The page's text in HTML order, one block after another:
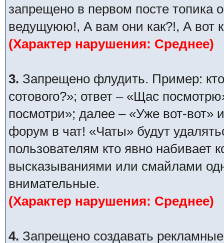
запрещено в первом посте топика
ведущуюю!, А вам они как?!, А вот
(Характер нарушения: Среднее)
3. Запрещено флудить. Пример:
сотового?»; ответ – «Щас
посмотри»; далее – «Уже вот-вот»
форум в чат! «Чаты» будут
пользователям кто явно набивает
высказываниями или смайлами
внимательные.
(Характер нарушения: Среднее)
4. Запрещено создавать